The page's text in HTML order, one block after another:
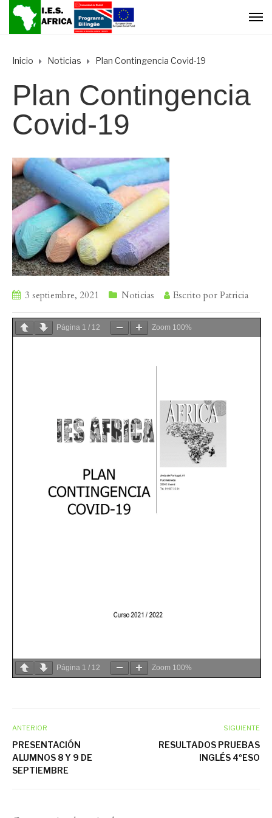
Inicio Noticias Plan Contingencia Covid-19
Plan Contingencia
Covid-19
3 septiembre, 2021 Noticias Escrito por Patricia
Página 1 / 12 Zoom 100%
Página 1 / 12 Zoom 100%
ANTERIOR
PRESENTACIÓN
ALUMNOS 8 Y 9 DE
SEPTIEMBRE
SIGUIENTE
RESULTADOS PRUEBAS
INGLÉS 4ºESO